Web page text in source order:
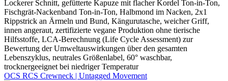
Lockerer Schnitt, gefütterte Kapuze mit flacher Kordel Ton-in-Ton,
Fischgrät-Nackenband Ton-in-Ton, Halbmond im Nacken, 2x1
Rippstrick an Ärmeln und Bund, Kängurutasche, weicher Griff,
innen angeraut, zertifizierte vegane Produktion ohne tierische
Hilfsstoffe, LCA-Berechnung (Life Cycle Assessment) zur
Bewertung der Umweltauswirkungen über den gesamten
Lebenszyklus, neutrales Größenlabel, 60° waschbar,
trocknergeeignet bei niedriger Temperatur
OCS RCS Crewneck | Untagged Movement